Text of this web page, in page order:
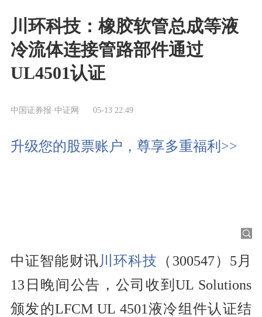
川环科技：橡胶软管总成等液
冷流体连接管路部件通过
UL4501认证
中国证券报·中证网 05-13 22:49
升级您的股票账户，尊享多重福利>>
中证智能财讯 川环科技 （300547）5月
13日晚间公告，公司收到UL Solutions
颁发的LFCM UL 4501液冷组件认证结